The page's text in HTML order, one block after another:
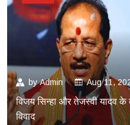
byAdmin Aug 11,
विजय सिन्हा और तेजस्वी यादव के
विवाद